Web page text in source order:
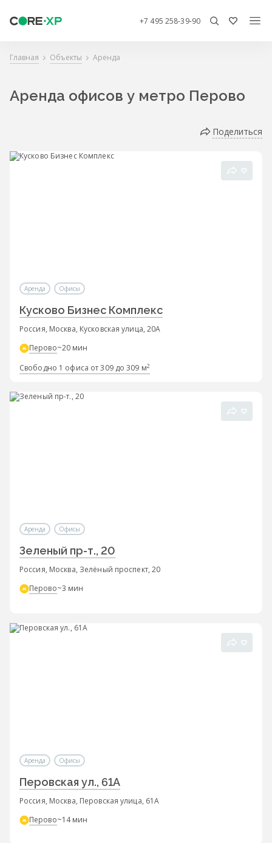
+7 495 258-39-90
Главная Объекты Аренда
Аренда офисов у метро Перово
Поделиться
Аренда Офисы
Кусково Бизнес Комплекс
Россия, Москва, Кусковская улица, 20А
Перово~20 мин
Свободно 1 офиса от 309 до 309 м2
Аренда Офисы
Зеленый пр-т., 20
Россия, Москва, Зелёный проспект, 20
Перово~3 мин
Аренда Офисы
Перовская ул., 61А
Россия, Москва, Перовская улица, 61А
Перово~14 мин